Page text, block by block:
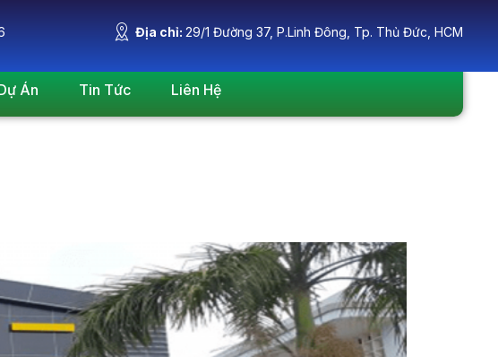
Địa chỉ: 29/1 Đường 37, P.Linh Đông, Tp. Thủ Đức, HCM
Án Tin Tức Liên Hệ